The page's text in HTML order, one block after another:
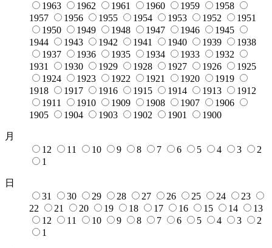
1963
1962 1961 1960 1959
1958
1957
1956 1955 1954 1953 1952
1951
1950
1949 1948 1947 1946
1945
1944
1943 1942 1941 1940 1939
1938
1937
1936 1935 1934 1933
1932
1931
1930 1929 1928 1927 1926
1925
1924
1923 1922 1921 1920
1919
1918
1917 1916 1915 1914 1913
1912
1911
1910 1909 1908 1907
1906
1905
1904 1903 1902 1901 1900
月
12
11 10 9 8 7 6 5 4 3
2
1
日
31
30 29 28 27 26 25 24
23
22
21 20 19 18 17 16 15 14
13
12
11 10 9 8 7 6 5 4 3
2
1